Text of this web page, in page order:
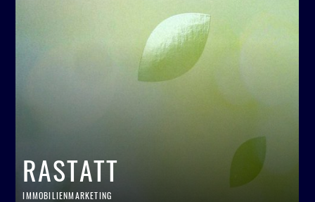
RASTATT
IMMOBILIENMARKETING